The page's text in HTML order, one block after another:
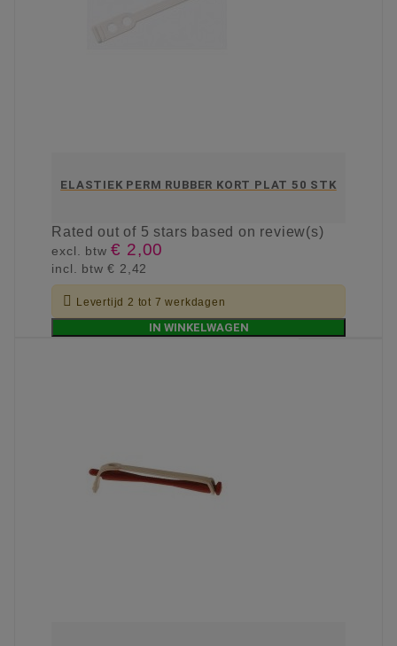
ELASTIEK PERM RUBBER KORT PLAT 50 STK
Ratedout of 5 stars based on review(s)
excl. btw€ 2,00
incl. btw€ 2,42
 Levertijd 2 tot 7 werkdagen
IN WINKELWAGEN